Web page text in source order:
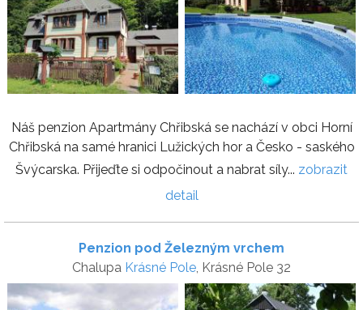
Náš penzion Apartmány Chřibská se nachází v obci Horní
Chřibská na samé hranici Lužických hor a Česko - saského
Švýcarska. Přijeďte si odpočinout a nabrat síly... zobrazit
detail
Penzion pod Železným vrchem
Chalupa Krásné Pole, Krásné Pole 32